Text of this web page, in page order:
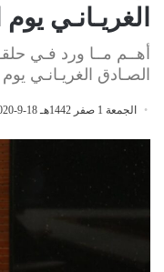
الغريـانـي يوم
أهــم مــا ورد فـي
الصـادق الغريـانـي يوم
الجمعة 1 صفر 1442هـ 18-9-2020م